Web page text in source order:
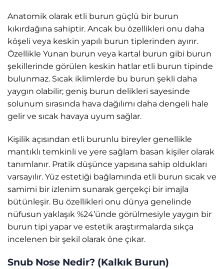
Anatomik olarak etli burun güçlü bir burun
kıkırdağına sahiptir. Ancak bu özellikleri onu daha
köşeli veya keskin yapılı burun tiplerinden ayırır.
Özellikle Yunan burun veya kartal burun gibi burun
şekillerinde görülen keskin hatlar etli burun tipinde
bulunmaz. Sıcak iklimlerde bu burun şekli daha
yaygın olabilir; geniş burun delikleri sayesinde
solunum sırasında hava dağılımı daha dengeli hale
gelir ve sıcak havaya uyum sağlar.
Kişilik açısından etli burunlu bireyler genellikle
mantıklı temkinli ve yere sağlam basan kişiler olarak
tanımlanır. Pratik düşünce yapısına sahip oldukları
varsayılır. Yüz estetiği bağlamında etli burun sıcak ve
samimi bir izlenim sunarak gerçekçi bir imajla
bütünleşir. Bu özellikleri onu dünya genelinde
nüfusun yaklaşık %24’ünde görülmesiyle yaygın bir
burun tipi yapar ve estetik araştırmalarda sıkça
incelenen bir şekil olarak öne çıkar.
Snub Nose Nedir? (Kalkık Burun)